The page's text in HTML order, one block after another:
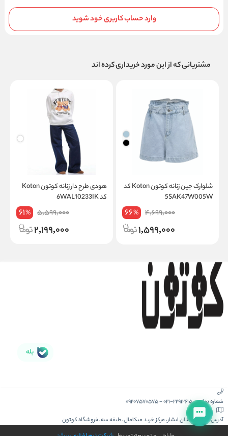
وارد حساب کاربری خود شوید
مشتریانی که از این مورد خریداری کرده اند
شلوارک جین زنانه کوتون Koton کد
5SAK47W005W
4,699,000
66%
1,599,000
هودی طرح دار زنانه کوتون Koton
کد 6WAL10233IK
5,599,000
61%
2,199,000
بله
شماره تماس :021-22912615
-
09207570575
آدرس :کیش، میدان ابشار، مرکز خرید میکامال، طبقه سه، فروشگاه کوتون